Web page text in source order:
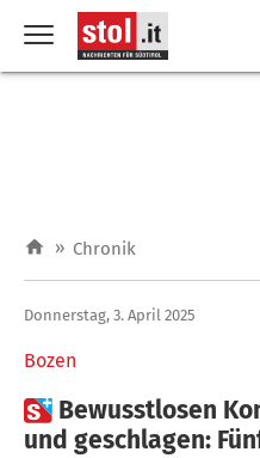
» Chronik
Bozen
Donnerstag, 3. April 2025
 Bewusstlosen
und geschlagen: